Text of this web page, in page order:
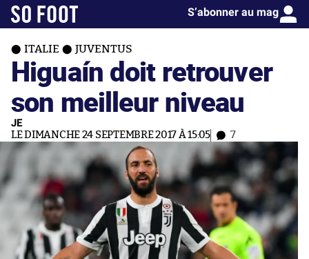
S’abonner au mag
ITALIE JUVENTUS
Higuaín doit retrouver
son meilleur niveau
JE
LE DIMANCHE 24 SEPTEMBRE 2017 À 15:05 7